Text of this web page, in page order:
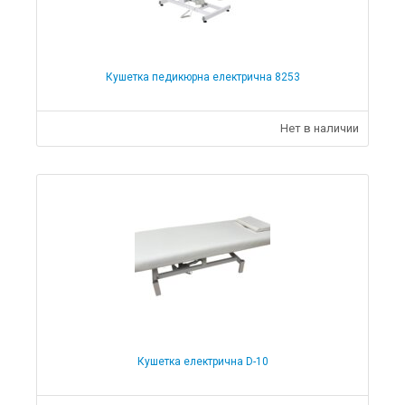
Кушетка педикюрна електрична 8253
Нет в наличии
Кушетка електрична D-10